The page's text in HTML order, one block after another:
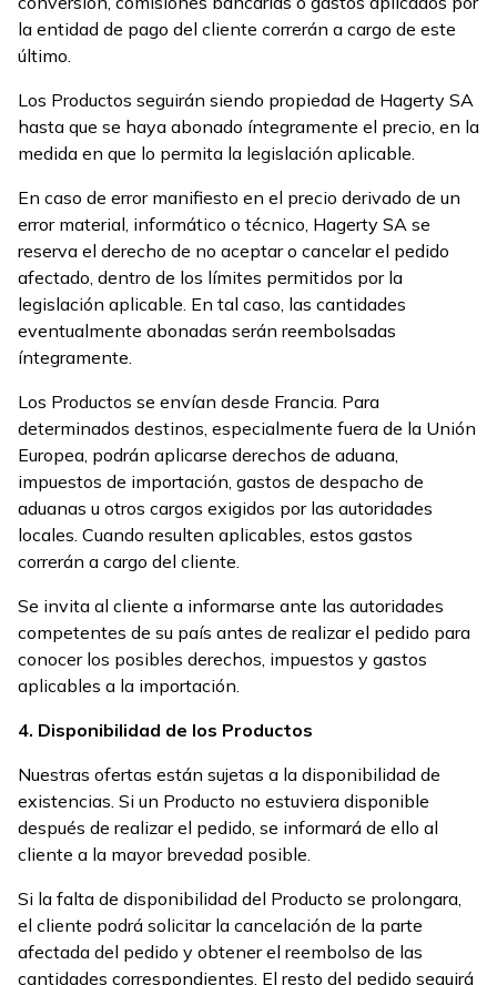
la entidad de pago del cliente correrán a cargo de este
último.
Los Productos seguirán siendo propiedad de Hagerty SA
hasta que se haya abonado íntegramente el precio, en la
medida en que lo permita la legislación aplicable.
En caso de error manifiesto en el precio derivado de un
error material, informático o técnico, Hagerty SA se
reserva el derecho de no aceptar o cancelar el pedido
afectado, dentro de los límites permitidos por la
legislación aplicable. En tal caso, las cantidades
eventualmente abonadas serán reembolsadas
íntegramente.
Los Productos se envían desde Francia. Para
determinados destinos, especialmente fuera de la Unión
Europea, podrán aplicarse derechos de aduana,
impuestos de importación, gastos de despacho de
aduanas u otros cargos exigidos por las autoridades
locales. Cuando resulten aplicables, estos gastos
correrán a cargo del cliente.
Se invita al cliente a informarse ante las autoridades
competentes de su país antes de realizar el pedido para
conocer los posibles derechos, impuestos y gastos
aplicables a la importación.
4. Disponibilidad de los Productos
Nuestras ofertas están sujetas a la disponibilidad de
existencias. Si un Producto no estuviera disponible
después de realizar el pedido, se informará de ello al
cliente a la mayor brevedad posible.
Si la falta de disponibilidad del Producto se prolongara,
el cliente podrá solicitar la cancelación de la parte
afectada del pedido y obtener el reembolso de las
cantidades correspondientes. El resto del pedido seguirá